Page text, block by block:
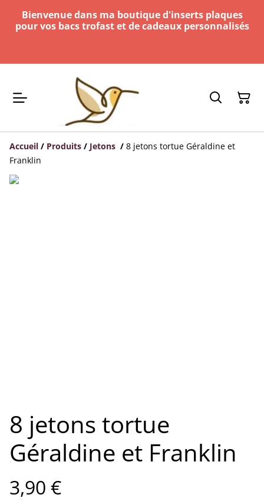
Bienvenue dans ma boutique d'inserts plaques
pour vos bacs trofast et de cadeaux personnalisés
Accueil / Produits / Jetons / 8 jetons tortue Géraldine et
Franklin
8 jetons tortue
Géraldine et Franklin
3,90 €